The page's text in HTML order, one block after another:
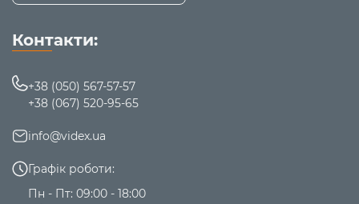
Контакти:
+38 (050) 567-57-57
+38 (067) 520-95-65
info@videx.ua
Графік роботи:
Пн - Пт: 09:00 - 18:00